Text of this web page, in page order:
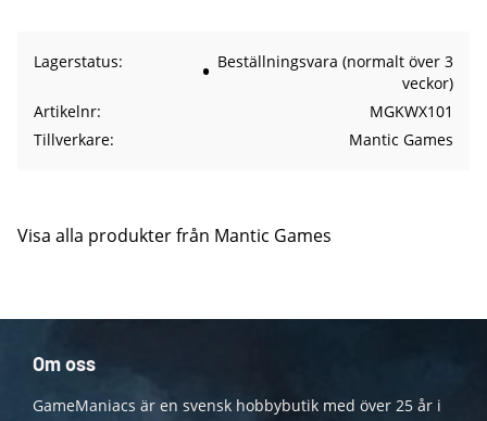
Lagerstatus
Beställningsvara (normalt över 3
veckor)
Artikelnr
MGKWX101
Tillverkare
Mantic Games
Visa alla produkter från Mantic Games
Om oss
GameManiacs är en svensk hobbybutik med över 25 år i